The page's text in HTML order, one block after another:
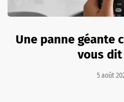
Une panne géante
vous
5 août